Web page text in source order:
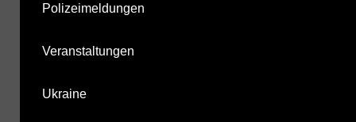
Polizeimeldungen
Veranstaltungen
Ukraine